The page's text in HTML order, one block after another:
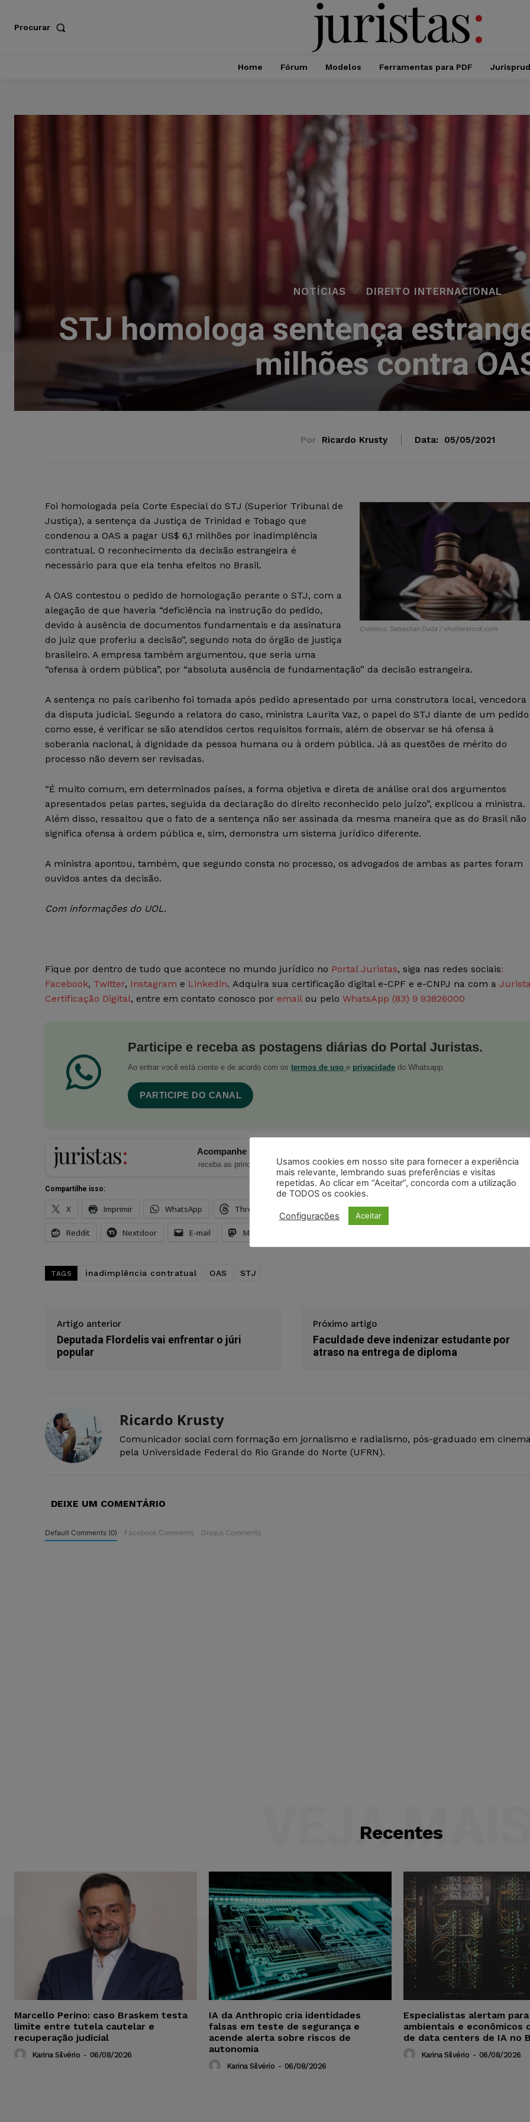
Procurar
Home Fórum Modelos Ferramentas para PDF
NOTÍCIAS DIREITO INTERNACIONAL
STJ homologa sentença
milhões contra
Por Ricardo Krusty Data: 05/05/2021
Créditos: Sebastian Duda / shutterstock.com
Foi homologada pela Corte Especial do STJ (Superior Tribunal de
Justiça), a sentença da Justiça de Trinidad e Tobago que
condenou a OAS a pagar US$ 6,1 milhões por inadimplência
contratual. O reconhecimento da decisão estrangeira é
necessário para que ela tenha efeitos no Brasil.
A OAS contestou o pedido de homologação perante o STJ, com a
alegação de que haveria “deficiência na instrução do pedido,
devido à ausência de documentos fundamentais e da assinatura
do juiz que proferiu a decisão”, segundo nota do órgão de justiça
brasileiro. A empresa também argumentou, que seria uma
“ofensa à ordem pública”, por “absoluta ausência de fundamentação” da decisão estrangeira.
A sentença no país caribenho foi tomada após pedido apresentado por uma construtora local, vencedora
da disputa judicial. Segundo a relatora do caso, ministra Laurita Vaz, o papel do STJ diante de um pedido
como esse, é verificar se são atendidos certos requisitos formais, além de observar se há ofensa à
soberania nacional, à dignidade da pessoa humana ou à ordem pública. Já as questões de mérito do
processo não devem ser revisadas.
“É muito comum, em determinados países, a forma objetiva e direta de análise oral dos argumentos
apresentados pelas partes, seguida da declaração do direito reconhecido pelo juízo”, explicou a ministra.
Além disso, ressaltou que o fato de a sentença não ser assinada da mesma maneira que as do Brasil não
significa ofensa à ordem pública e, sim, demonstra um sistema jurídico diferente.
A ministra apontou, também, que segundo consta no processo, os advogados de ambas as partes foram
ouvidos antes da decisão.
Com informações do UOL.
Fique por dentro de tudo que acontece no mundo jurídico no Portal Juristas, siga nas redes sociais:
Facebook, Twitter, Instagram e Linkedin. Adquira sua certificação digital e-CPF e e-CNPJ na com a
Certificação Digital, entre em contato conosco por email ou pelo WhatsApp (83) 9 93826000
Participe e receba as postagens diárias do Portal Juristas.
Ao entrar você está ciente e de acordo com os termos de uso e privacidade do Whatsapp.
PARTICIPE DO CANAL
Acompanhe o Juristas no Google News
receba as principais notícias jurídicas do Brasil
Seguir no Google
Compartilhe isso:
X Imprimir WhatsApp Threads Telegram
Reddit Nextdoor E-mail Mastodon
TAGS inadimplência contratual OAS STJ
Artigo anterior
Deputada Flordelis vai enfrentar o júri
popular
Próximo artigo
Faculdade deve indenizar estudante por
atraso na entrega de diploma
Ricardo Krusty
Comunicador social com formação em jornalismo e radialismo, pós-graduado em
pela Universidade Federal do Rio Grande do Norte (UFRN).
DEIXE UM COMENTÁRIO
Default Comments (0) Facebook Comments Disqus Comments
Recentes
VEJA
Marcello Perino: caso Braskem testa
limite entre tutela cautelar e
recuperação judicial
Karina Silvério - 06/08/2026
IA da Anthropic cria identidades
falsas em teste de segurança e
acende alerta sobre riscos de
autonomia
Karina Silvério - 06/08/2026
Especialistas alertam
ambientais e econômicos
de data centers de IA no
Karina Silvério - 06/08/2026
Usamos cookies em nosso site para fornecer a experiência
mais relevante, lembrando suas preferências e visitas
repetidas. Ao clicar em “Aceitar”, concorda com a utilização
de TODOS os cookies.
Configurações Aceitar